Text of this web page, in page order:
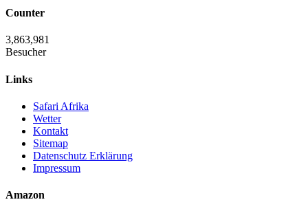
Counter
3,863,981
Besucher
Links
Safari Afrika
Wetter
Kontakt
Sitemap
Datenschutz Erklärung
Impressum
Amazon